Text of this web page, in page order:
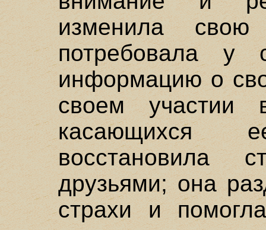
изменила
потребовала у
информацию о
своем участии
касающихся
восстановила
друзьями; она
страхи и